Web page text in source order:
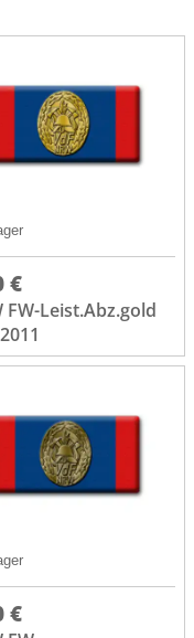
€
FW-Leist.Abz.gold
€